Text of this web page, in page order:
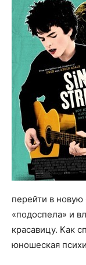
перейти в
«подоспела» и
красавицу. Как
юношеская